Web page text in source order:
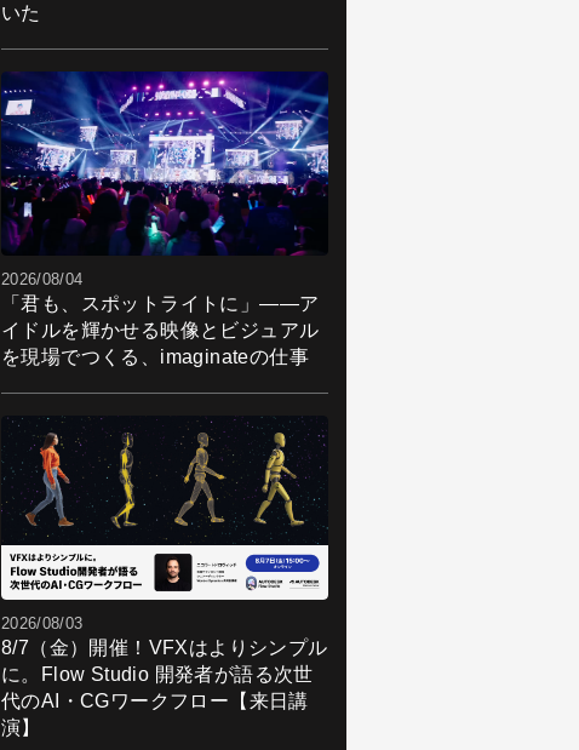
いた
2026/08/04
「君も、スポットライトに」――ア
イドルを輝かせる映像とビジュアル
を現場でつくる、imaginateの仕事
2026/08/03
8/7（金）開催！VFXはよりシンプル
に。Flow Studio 開発者が語る次世
代のAI・CGワークフロー【来日講
演】